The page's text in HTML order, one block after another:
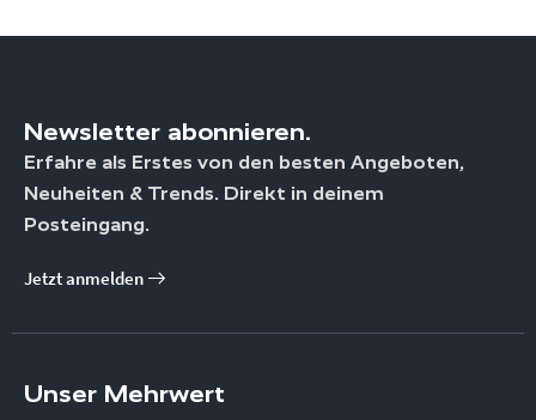
Newsletter abonnieren.
Erfahre als Erstes von den besten Angeboten,
Neuheiten & Trends. Direkt in deinem
Posteingang.
Jetzt anmelden
Unser Mehrwert